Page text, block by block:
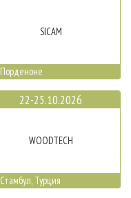
SICAM
Порденоне
22-25.10.2026
WOODTECH
Стамбул, Турция